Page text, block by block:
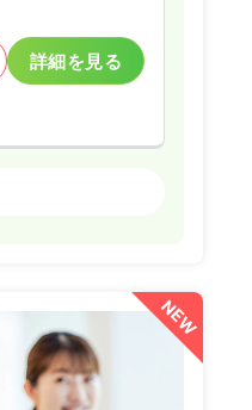
詳細を見る
NEW